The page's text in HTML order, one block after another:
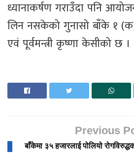
ध्यानाकर्षण गराउँदा पनि
लिन नसकेको गुनासो बाँके १
एवं पूर्वमन्त्री कृष्णा केसीको छ ।
Previous
बाँकेमा ३५ हजारलाई पोलियो